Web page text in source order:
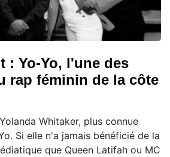
: Yo-Yo, l'une des
rap féminin de la côte
Whitaker, plus connue
Si elle n'a jamais bénéficié de la
que Queen Latifah ou MC